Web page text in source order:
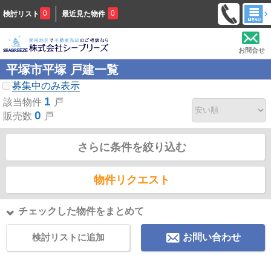
検討リスト 0 最近見た物件 0
お問合せ
平塚市平塚 戸建一覧
募集中のみ表示
該当物件 1 戸
販売数 0 戸
さらに条件を絞り込む
物件リクエスト
チェックした物件をまとめて
検討リストに追加 お問い合わせ